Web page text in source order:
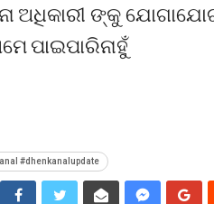
ଅଧିକାରୀ ଙ୍କୁ
ପାଇପାରିନାହୁଁ
#dhenkanalupdate